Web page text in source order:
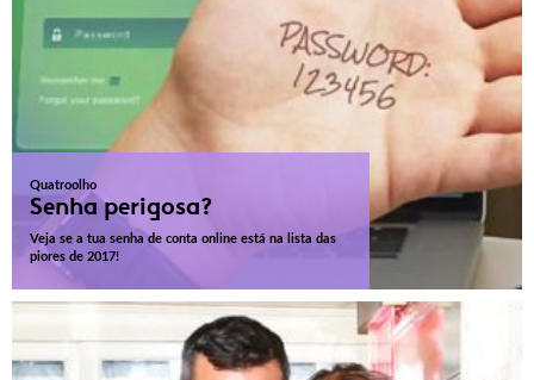
Quatroolho
Senha perigosa?
Veja se a tua senha de conta online está na lista das
piores de 2017!